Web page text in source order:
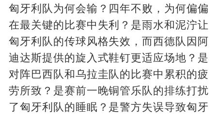
匈牙利队为何会输？四年不败，为何偏偏
在最关键的比赛中失利？是雨水和泥泞让
匈牙利队的传球风格失效，而西德队因阿
迪达斯提供的旋入式鞋钉更适应场地？是
对阵巴西队和乌拉圭队的比赛中累积的疲
劳所致？是赛前一晚铜管乐队的排练打扰
了匈牙利队的睡眠？是警方失误导致匈牙